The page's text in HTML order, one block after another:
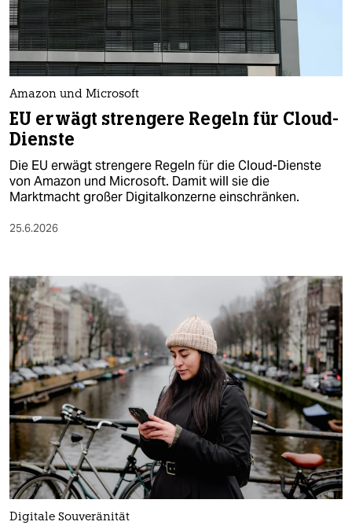
nord
wahrheit
verlag
verlag
veranstaltungen
shop
fragen & hilfe
abo
genossenschaft
epaper login
Amazon und Microsoft
EU erwägt strengere Regeln für Cloud-
Dienste
Die EU erwägt strengere Regeln für die Cloud-Dienste
von Amazon und Microsoft. Damit will sie die
Marktmacht großer Digitalkonzerne einschränken.
25.6.2026
Digitale Souveränität